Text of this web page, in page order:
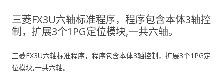
三菱FX3U六轴标准程序，程序包含本体3轴控
制，扩展3个1PG定位模块,一共六轴。
三菱FX3U六轴标准程序，程序包含本体3轴控制，扩展3个1PG定
位模块,一共六轴。